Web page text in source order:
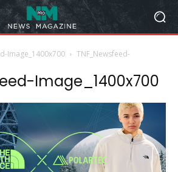
Image_1400x700
TNF_Newsfeed-
Image_1400x700